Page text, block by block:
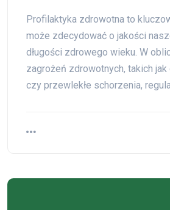
Profilaktyka zdrowotna to
może zdecydować o jakości
długości zdrowego wieku. W
zagrożeń zdrowotnych, takich jak
czy przewlekłe schorzenia,